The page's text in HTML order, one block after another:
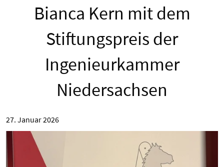
Bianca Kern mit dem
Stiftungspreis der
Ingenieurkammer
Niedersachsen
27. Januar 2026